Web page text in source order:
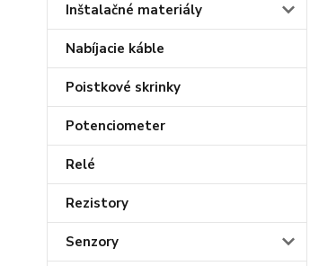
Inštalačné materiály
Nabíjacie káble
Poistkové skrinky
Potenciometer
Relé
Rezistory
Senzory